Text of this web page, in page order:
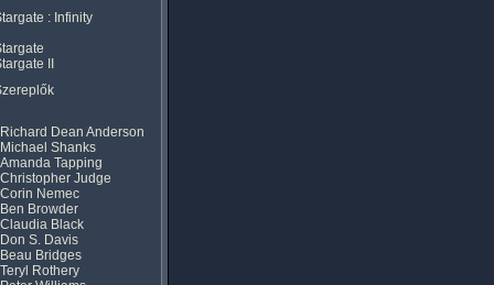
: Infinity
II
Richard Dean Anderson
Michael Shanks
Amanda Tapping
Christopher Judge
Corin Nemec
Ben Browder
Claudia Black
Don S. Davis
Beau Bridges
Teryl Rothery